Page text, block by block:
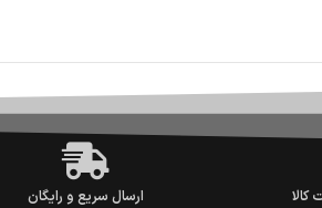
ارسال سریع و رایگان